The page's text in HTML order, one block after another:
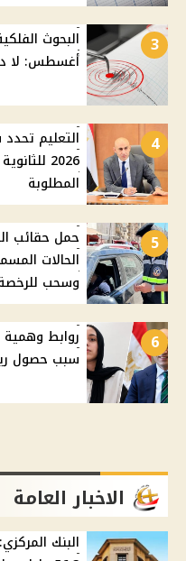
3
أغسطس: لا
4
التعليم تحدد
2026
المطلوبة
5
حمل حقائب
الحالات
وسحب
6
روابط
سبب حصول ريم محمد
الاخبار العامة
البنك